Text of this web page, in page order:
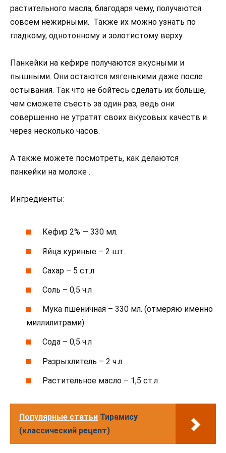
растительного масла, благодаря чему, получаются
совсем нежирными. Также их можно узнать по
гладкому, однотонному и золотистому верху.
Панкейки на кефире получаются вкусными и
пышными. Они остаются мягенькими даже после
остывания. Так что не бойтесь сделать их больше,
чем сможете съесть за один раз, ведь они
совершенно не утратят своих вкусовых качеств и
через несколько часов.
А также можете посмотреть, как делаются
панкейки на молоке .
Ингредиенты:
Кефир 2% — 330 мл.
Яйца куриные – 2 шт.
Сахар – 5 ст.л
Соль – 0,5 ч.л
Мука пшеничная – 330 мл. (отмеряю именно
миллилитрами)
Сода – 0,5 ч.л
Разрыхлитель – 2 ч.л
Растительное масло – 1,5 ст.л
Популярные статьи Тирамису
(классический рецепт)